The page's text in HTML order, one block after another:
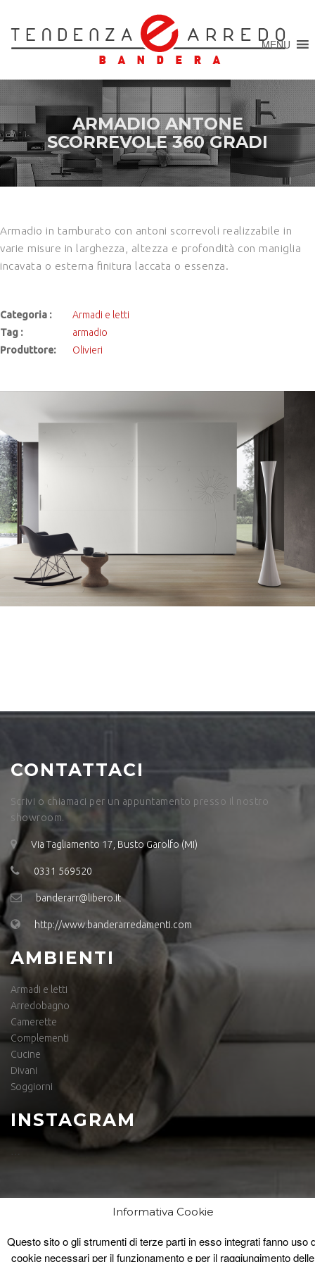
MENU
ARMADIO ANTONE
SCORREVOLE 360 GRADI
Armadio in tamburato con antoni scorrevoli realizzabile in
varie misure in larghezza, altezza e profondità con maniglia
incavata o esterna finitura laccata o essenza.
Categoria :
Armadi e letti
Tag :
armadio
Produttore:
Olivieri
CONTATTACI
Scrivi o chiamaci per un appuntamento presso il nostro
showroom.
Via Tagliamento 17, Busto Garolfo (MI)
0331 569520
banderarr@libero.it
http://www.banderarredamenti.com
AMBIENTI
Armadi e letti
Arredobagno
Camerette
Complementi
Cucine
Divani
Soggiorni
INSTAGRAM
…
Copyright © Tendenza e Arredo Bandera |
Informativa Cookie
Questo sito o gli strumenti di terze parti in esso integrati fanno uso
cookie necessari per il funzionamento e per il raggiungimento delle